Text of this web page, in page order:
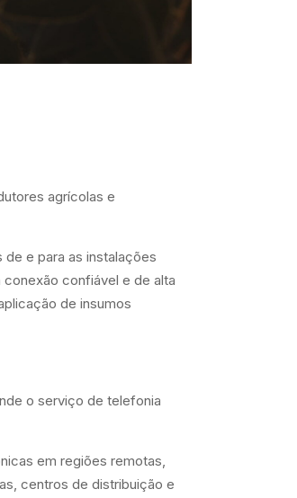
agrícolas e
e para as instalações
confiável e de alta
de insumos
o serviço de telefonia
em regiões remotas,
centros de distribuição e